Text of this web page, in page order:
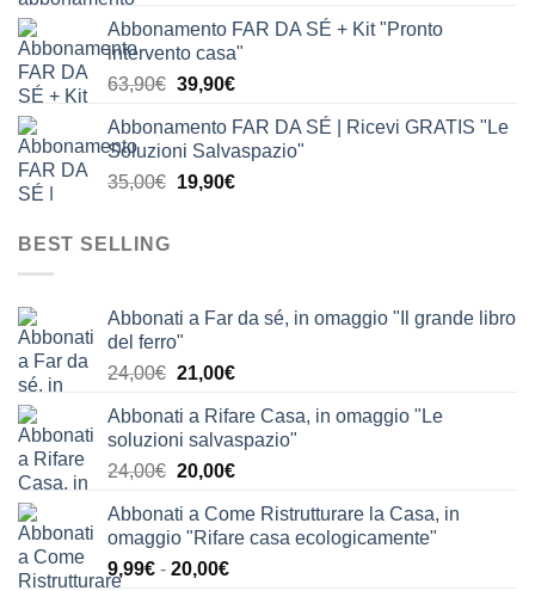
originale
era:
24,00€.
attuale
è:
19,90€.
Abbonamento FAR DA SÉ + Kit "Pronto
intervento casa"
63,90€ Il
originale
era:
63,90€.
39,90€Il
attuale
è:
39,90€.
Abbonamento FAR DA SÉ | Ricevi GRATIS "Le
Soluzioni Salvaspazio"
35,00€ Il
19,90€Il
BEST SELLING
Abbonati a Far da sé, in omaggio "Il grande libro
del ferro"
24,00€ Il
originale
era:
24,00€.
21,00€Il
attuale
è:
21,00€.
Abbonati a Rifare Casa, in omaggio "Le
soluzioni salvaspazio"
24,00€ Il
originale
era:
24,00€.
20,00€Il
attuale
è:
Abbonati a Come Ristrutturare la Casa, in
omaggio "Rifare casa ecologicamente"
9,99€ - 20,00€Fascia